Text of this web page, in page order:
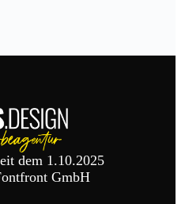
dem 1.10.2025
GmbH